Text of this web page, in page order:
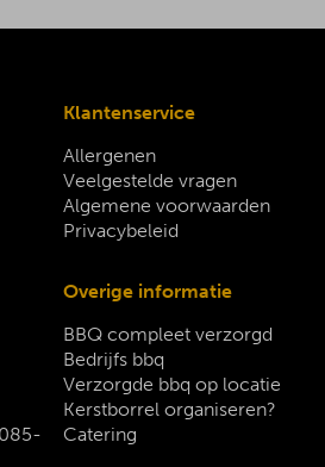
085-
Klantenservice
Allergenen
Veelgestelde vragen
Algemene voorwaarden
Privacybeleid
Overige informatie
BBQ compleet verzorgd
Bedrijfs bbq
Verzorgde bbq op locatie
Kerstborrel organiseren?
Catering